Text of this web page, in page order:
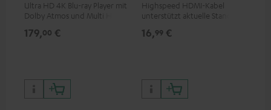
Ultra HD 4K Blu-ray Player mit
Dolby Atmos und Multi HDR-
HDR10+ für eine überragende
179,00 €
Highspeed HDMI-Kabel
unterstützt aktuelle Standards
16,99 €